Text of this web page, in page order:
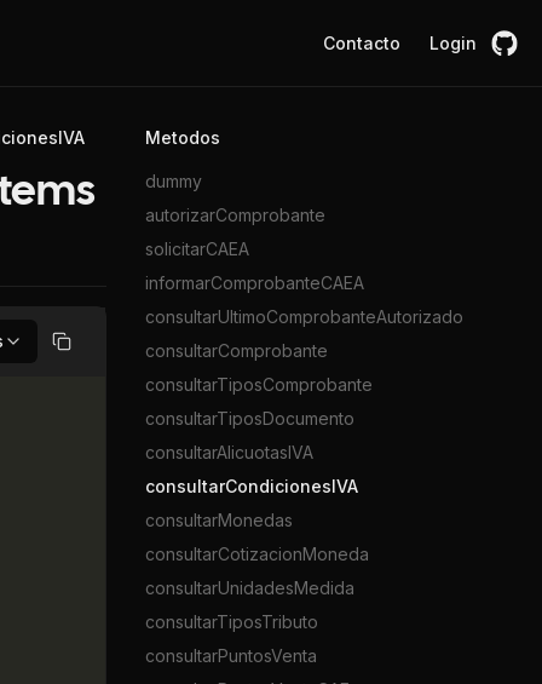
Contacto Login
Copiar
Metodos
dummy
autorizarComprobante
solicitarCAEA
informarComprobanteCAEA
consultarUltimoComprobanteAutorizado
consultarComprobante
consultarTiposComprobante
consultarTiposDocumento
consultarAlicuotasIVA
consultarCondicionesIVA
consultarMonedas
consultarCotizacionMoneda
consultarUnidadesMedida
consultarTiposTributo
consultarPuntosVenta